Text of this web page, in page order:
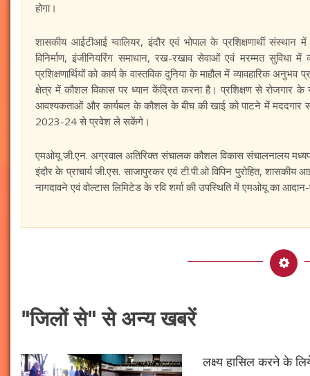
होगा।
शासकीय आईटीआई ग्वालियर, इंदौर एवं भोपाल के प्रशिक्षणार्थी संस्थान
विनिर्माण, इंजीनियरिंग समाधान, रख-रखाव सेवाओं एवं मरम्मत सुविधा में
प्रशिक्षणार्थियों को कार्य के वास्तविक दुनिया के माहौल में व्यावहारिक
क्षेत्र में कौशल विकास पर ध्यान केंद्रित करना है। प्रशिक्षण से रोजगार के
आवश्यकताओं और कार्यबल के कौशल के बीच की खाई को पाटने में मददगार
2023-24 से प्रवेश ले सकेंगे।
एमओयू जी.एन. अग्रवाल अतिरिक्त संचालक कौशल विकास संचालनालय
इंदौर के प्राचार्य जी.एस. साजापुरकर एवं टी.पी.ओ विपिन पुरोहित, शासकीय
नागदावने एवं वोल्टास लिमिटेड के रवि शर्मा की उपस्थिति में एमओयू का
"जिलों से" से अन्य खबरें
लक्ष्य हासिल करने के